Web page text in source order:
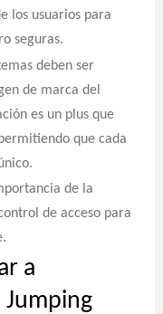
los usuarios para
seguras.
deben ser
de marca del
es un plus que
que cada
de la
de acceso para
a